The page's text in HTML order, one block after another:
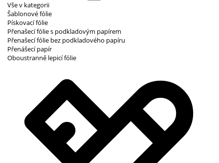
Vše v kategorii
Šablonové fólie
Pískovací fólie
Přenašecí fólie s podkladovým papírem
Přenašecí fólie bez podkladového papíru
Přenášecí papír
Oboustranně lepicí fólie